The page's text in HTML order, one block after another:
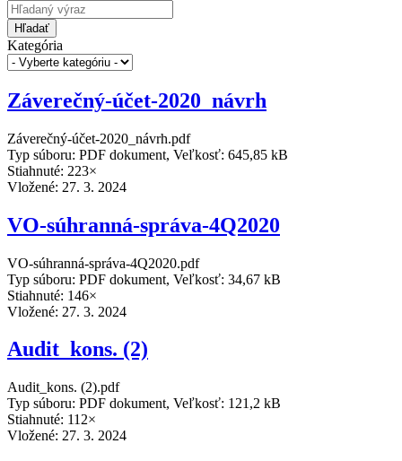
Hľadať
Kategória
Záverečný-účet-2020_návrh
Záverečný-účet-2020_návrh.pdf
Typ súboru: PDF dokument, Veľkosť: 645,85 kB
Stiahnuté: 223×
Vložené: 27. 3. 2024
VO-súhranná-správa-4Q2020
VO-súhranná-správa-4Q2020.pdf
Typ súboru: PDF dokument, Veľkosť: 34,67 kB
Stiahnuté: 146×
Vložené: 27. 3. 2024
Audit_kons. (2)
Audit_kons. (2).pdf
Typ súboru: PDF dokument, Veľkosť: 121,2 kB
Stiahnuté: 112×
Vložené: 27. 3. 2024